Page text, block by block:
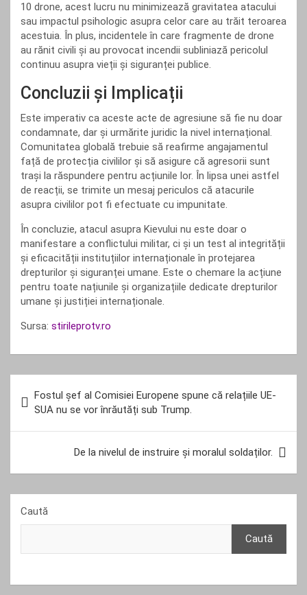
10 drone, acest lucru nu minimizează gravitatea atacului
sau impactul psihologic asupra celor care au trăit teroarea
acestuia. În plus, incidentele în care fragmente de drone
au rănit civili și au provocat incendii subliniază pericolul
continuu asupra vieții și siguranței publice.
Concluzii și Implicații
Este imperativ ca aceste acte de agresiune să fie nu doar
condamnate, dar și urmărite juridic la nivel internațional.
Comunitatea globală trebuie să reafirme angajamentul
față de protecția civililor și să asigure că agresorii sunt
trași la răspundere pentru acțiunile lor. În lipsa unei astfel
de reacții, se trimite un mesaj periculos că atacurile
asupra civililor pot fi efectuate cu impunitate.
În concluzie, atacul asupra Kievului nu este doar o
manifestare a conflictului militar, ci și un test al integrității
și eficacității instituțiilor internaționale în protejarea
drepturilor și siguranței umane. Este o chemare la acțiune
pentru toate națiunile și organizațiile dedicate drepturilor
umane și justiției internaționale.
Sursa: stirileprotv.ro
în
articole
Fostul șef al Comisiei Europene spune că relațiile UE-
SUA nu se vor înrăutăți sub Trump.
De la nivelul de instruire și moralul soldaților.
Caută
Caută